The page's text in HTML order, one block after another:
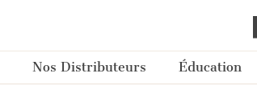
Nos Distributeurs Éducation